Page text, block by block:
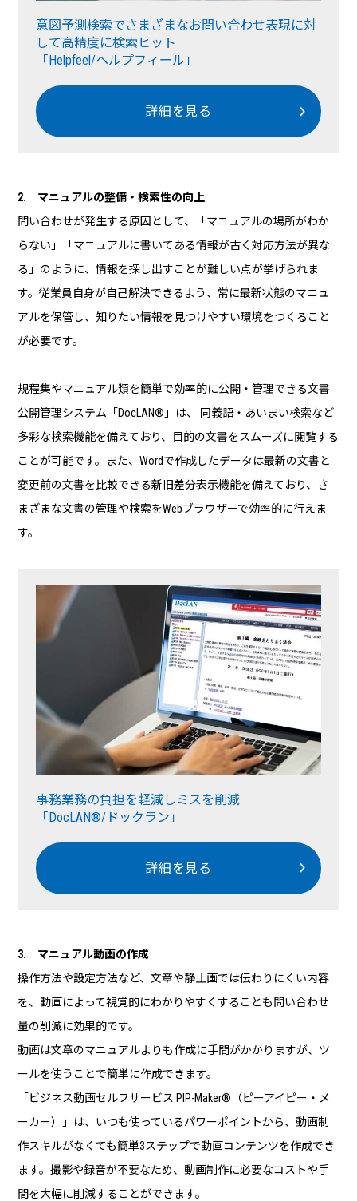
意図予測検索でさまざまなお問い合わせ表現に対
して高精度に検索ヒット
「Helpfeel/ヘルプフィール」
詳細を見る
2. マニュアルの整備・検索性の向上
問い合わせが発生する原因として、「マニュアルの場所がわか
らない」「マニュアルに書いてある情報が古く対応方法が異な
る」のように、情報を探し出すことが難しい点が挙げられま
す。従業員自身が自己解決できるよう、常に最新状態のマニュ
アルを保管し、知りたい情報を見つけやすい環境をつくること
が必要です。
規程集やマニュアル類を簡単で効率的に公開・管理できる文書
公開管理システム「DocLAN®︎」は、 同義語・あいまい検索など
多彩な検索機能を備えており、目的の文書をスムーズに閲覧する
ことが可能です。また、Wordで作成したデータは最新の文書と
変更前の文書を比較できる新旧差分表示機能を備えており、さ
まざまな文書の管理や検索をWebブラウザーで効率的に行えま
す。
事務業務の負担を軽減しミスを削減
「DocLAN®/ドックラン」
詳細を見る
3. マニュアル動画の作成
操作方法や設定方法など、文章や静止画では伝わりにくい内容
を、動画によって視覚的にわかりやすくすることも問い合わせ
量の削減に効果的です。
動画は文章のマニュアルよりも作成に手間がかかりますが、ツ
ールを使うことで簡単に作成できます。
「ビジネス動画セルフサービス PIP-Maker®（ピーアイピー・メ
ーカー）」は、いつも使っているパワーポイントから、動画制
作スキルがなくても簡単3ステップで動画コンテンツを作成でき
ます。撮影や録音が不要なため、動画制作に必要なコストや手
間を大幅に削減することができます。